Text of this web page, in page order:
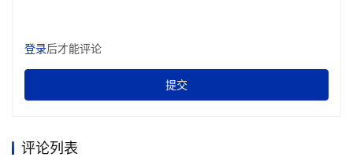
登录后才能评论
提交
评论列表